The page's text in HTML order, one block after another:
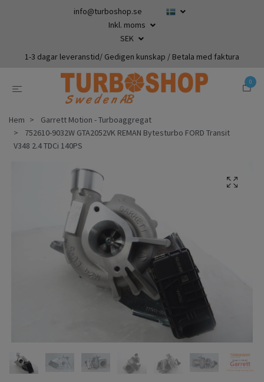
info@turboshop.se
Inkl. moms
SEK
1-3 dagar leveranstid/ Gedigen kunskap / Betala med faktura
0
Hem
Garrett Motion - Turboaggregat
752610-9032W GTA2052VK REMAN Bytesturbo FORD Transit
V348 2.4 TDCi 140PS